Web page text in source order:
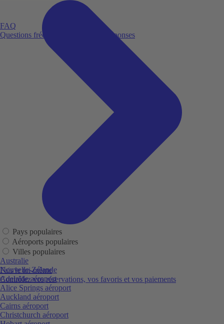
FAQ
Questions fréquemment posées et réponses
Fais le toi-même
Contrôlez vos réservations, vos favoris et vos paiements
Pays populaires
Aéroports populaires
Villes populaires
Australie
Nouvelle-Zélande
Adelaide aéroport
Alice Springs aéroport
Auckland aéroport
Cairns aéroport
Christchurch aéroport